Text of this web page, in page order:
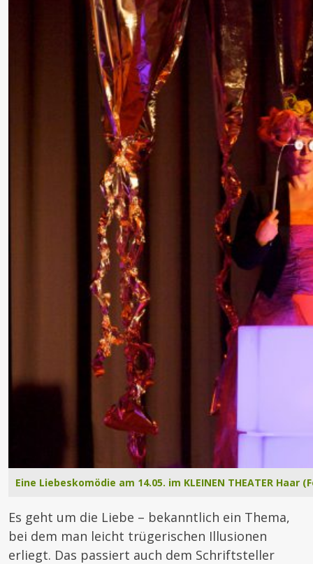
Eine Liebeskomödie am 14.05. im KLEINEN THEATER Haar
Es geht um die Liebe – bekanntlich ein Thema,
bei dem man leicht trügerischen Illusionen
erliegt. Das passiert auch dem Schriftsteller